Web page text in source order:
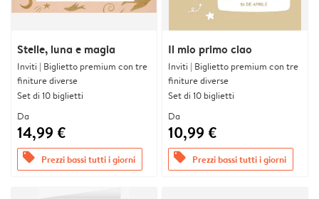
Stelle, luna e magia
Inviti | Biglietto premium con tre
finiture diverse
Set di 10 biglietti
Da
14,99 €
offers Prezzi bassi tutti i giorni
Il mio primo ciao
Inviti | Biglietto premium con tre
finiture diverse
Set di 10 biglietti
Da
10,99 €
offers Prezzi bassi tutti i giorni